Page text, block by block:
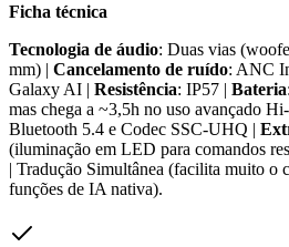
Ficha técnica
Tecnologia de áudio: Duas vias
mm) | Cancelamento de ruído: ANC
Galaxy AI | Resistência: IP57 | Bateria
mas chega a ~3,5h no uso avançado
Bluetooth 5.4 e Codec SSC-UHQ |
(iluminação em LED para comandos
| Tradução Simultânea (facilita muito o
funções de IA nativa).